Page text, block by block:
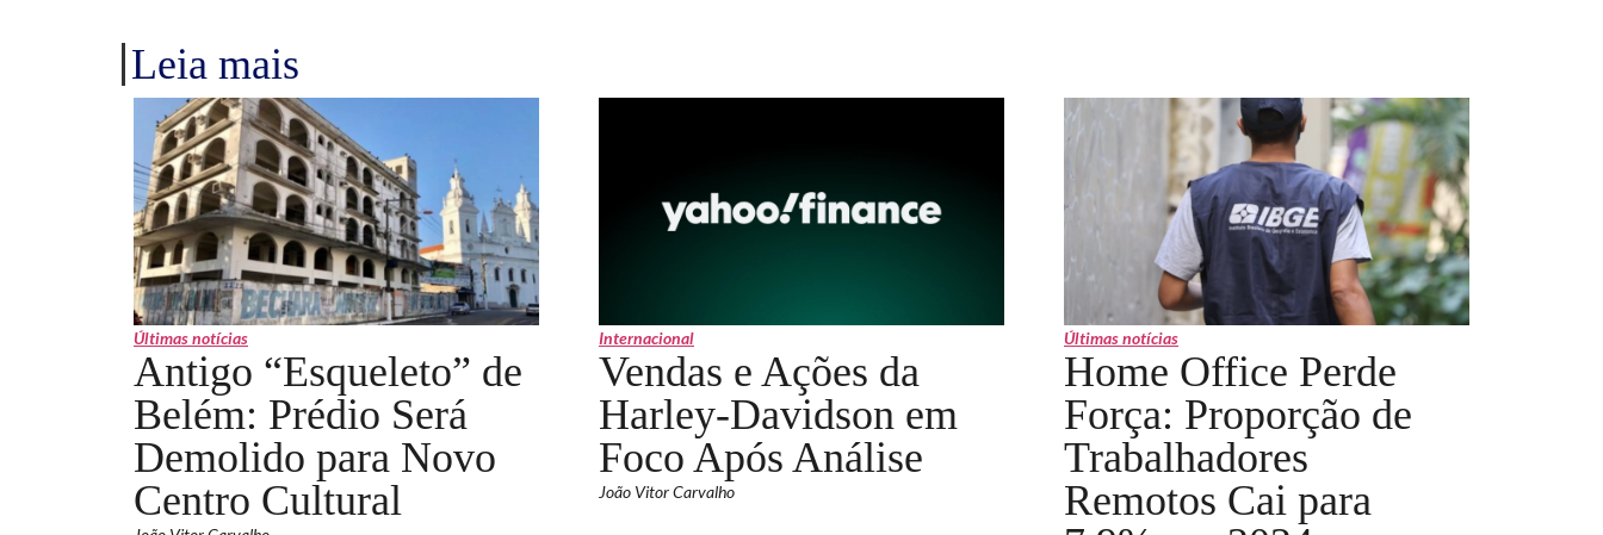
Leia mais
Últimas notícias
Antigo “Esqueleto” de
Belém: Prédio Será
Demolido para Novo
Centro Cultural
Internacional
Vendas e Ações da
Harley-Davidson em
Foco Após Análise
João Vitor Carvalho
Últimas notícias
Home Office Perde
Força: Proporção de
Trabalhadores
Remotos Cai para